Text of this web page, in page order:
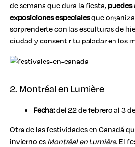
de semana que dura la fiesta,puedes
exposiciones especialesque
sorprenderte con las esculturas de
ciudad y consentir tu paladar en los
2. Montréal en Lumière
Fecha:del 22 de febrero al 3
Otra de las festividades en Canadá
invierno esMontréal en Lumière. El